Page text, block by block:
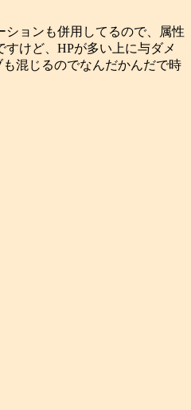
ションも併用してるので、属性
けど、HPが多い上に与ダメ
混じるのでなんだかんだで時